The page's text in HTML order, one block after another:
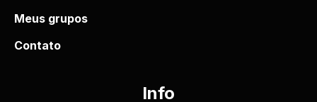
Meus grupos
Contato
Info